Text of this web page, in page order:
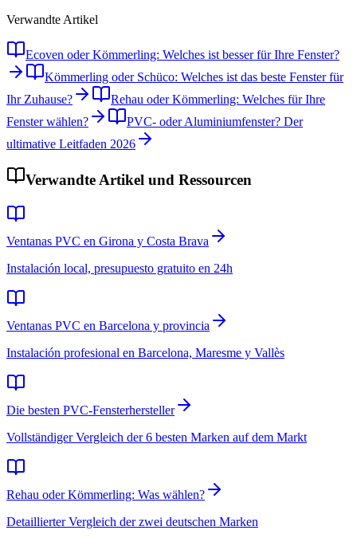
Verwandte Artikel
Ecoven oder Kömmerling: Welches ist besser für Ihre Fenster?
Kömmerling oder Schüco: Welches ist das beste Fenster für
Ihr Zuhause?
Rehau oder Kömmerling: Welches für Ihre
Fenster wählen?
PVC- oder Aluminiumfenster? Der
ultimative Leitfaden 2026
Verwandte Artikel und Ressourcen
Ventanas PVC en Girona y Costa Brava
Instalación local, presupuesto gratuito en 24h
Ventanas PVC en Barcelona y provincia
Instalación profesional en Barcelona, Maresme y Vallès
Die besten PVC-Fensterhersteller
Vollständiger Vergleich der 6 besten Marken auf dem Markt
Rehau oder Kömmerling: Was wählen?
Detaillierter Vergleich der zwei deutschen Marken